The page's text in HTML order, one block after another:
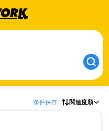
条件保存 関連度順